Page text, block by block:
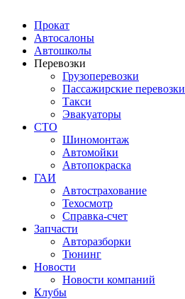
Прокат
Автосалоны
Автошколы
Перевозки
Грузоперевозки
Пассажирские перевозки
Такси
Эвакуаторы
СТО
Шиномонтаж
Автомойки
Автопокраска
ГАИ
Автострахование
Техосмотр
Справка-счет
Запчасти
Авторазборки
Тюнинг
Новости
Новости компаний
Клубы